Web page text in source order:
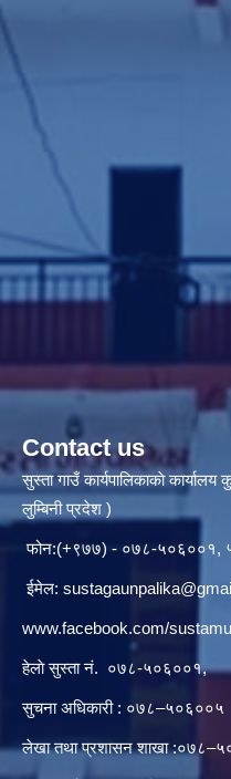
Contact us
सुस्ता गाउँ कार्यपालिकाकाे
लुम्बिनी प्रदेश )
फोन:(+९७७) - ०७८-५०६००१,
ईमेल:
www.facebook.com/
हेलाे सुस्ता नं. ०७८-५०६००१,
सुचना अधिकारी : ०७८–५०६००५
लेखा तथा प्रशासन शाखा